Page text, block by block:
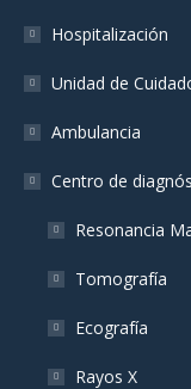
Hospitalización
Unidad de
Ambulancia
Centro de
Resonancia
Tomografía
Ecografía
Rayos X